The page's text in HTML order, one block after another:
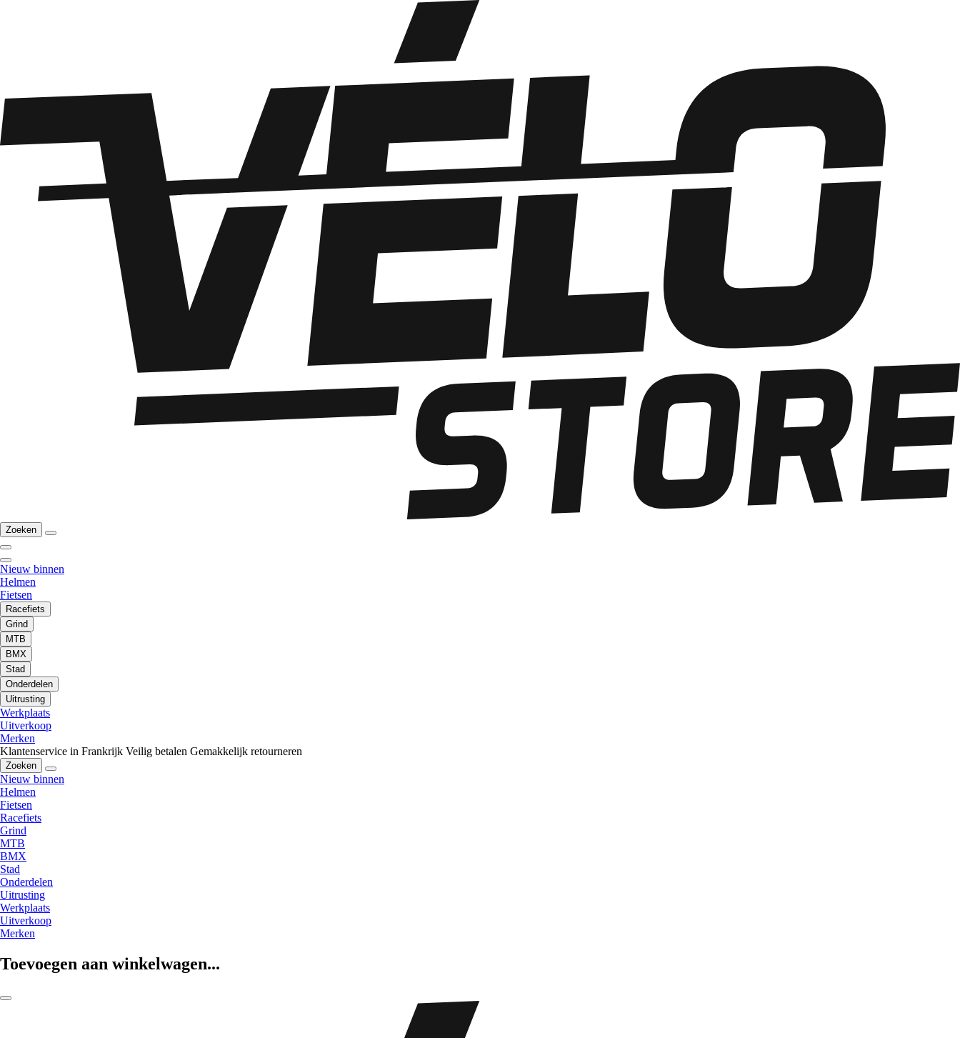
Zoeken
Nieuw binnen
Helmen
Fietsen
Racefiets
Grind
MTB
BMX
Stad
Onderdelen
Uitrusting
Werkplaats
Uitverkoop
Merken
Klantenservice in Frankrijk Veilig betalen Gemakkelijk retourneren
Zoeken
Nieuw binnen
Helmen
Fietsen
Racefiets
Grind
MTB
BMX
Stad
Onderdelen
Uitrusting
Werkplaats
Uitverkoop
Merken
Toevoegen aan winkelwagen...